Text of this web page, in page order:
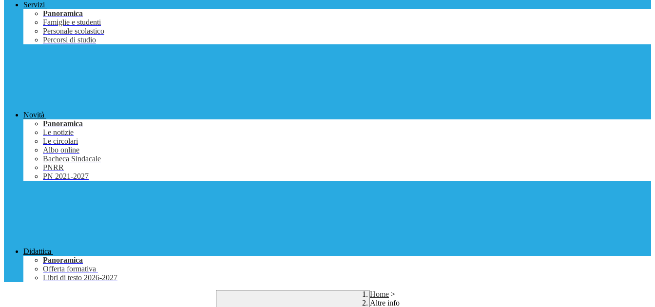
Servizi
Panoramica
Famiglie e studenti
Personale scolastico
Percorsi di studio
Novità
Panoramica
Le notizie
Le circolari
Albo online
Bacheca Sindacale
PNRR
PN 2021-2027
Didattica
Panoramica
Offerta formativa
Libri di testo 2026-2027
Home >
Altre info